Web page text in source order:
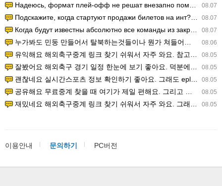
08.07
Надеюсь, формат плей-офф не решат внезапно поменять. https:/…
08.07
Подскажите, когда стартуют продажи билетов на инт? https://g…
08.07
Когда будут известны абсолютно все команды из закрытых квали…
08.06
누가봐도 민둥 만들어서 탈북하는것들이나 뭔가 쳐들어오는 낌새를 미리 알아차리기 위함이지 저걸 전쟁준비라고 하…
08.05
유익해요 해외축구중계 링크 찾기 쉬워서 자주 와요. 참고로 무료스포츠중계 정보 확인할 때 출처 꼭 체크해요.…
08.05
잘봤어요 해외축구 경기 일정 한눈에 보기 좋아요. 덕분에 epl중계 볼 때 공식 중계 채널 먼저 찾아봐요. …
08.05
괜찮네요 실시간스포츠 정보 확인하기 좋아요. 그래도 epl중계 볼 때 공식 중계 채널 먼저 찾아봐요. 북마크…
08.05
공유해요 무료중계 찾을 때 여기가 제일 편해요. 그리고 무료스포츠중계 정보 확인할 때 출처 꼭 체크해요. 앞…
08.05
재밌네요 해외축구중계 링크 찾기 쉬워서 자주 와요. 그래서 해외축구중계도 정식 서비스로 봐야 안전해요. 다음…
이용안내 문의하기 PC버전